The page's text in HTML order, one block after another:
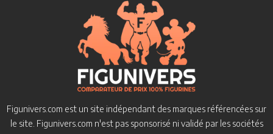
Figunivers.com est un site indépendant des marques référencées sur
le site. Figunivers.com n'est pas sponsorisé ni validé par les sociétés